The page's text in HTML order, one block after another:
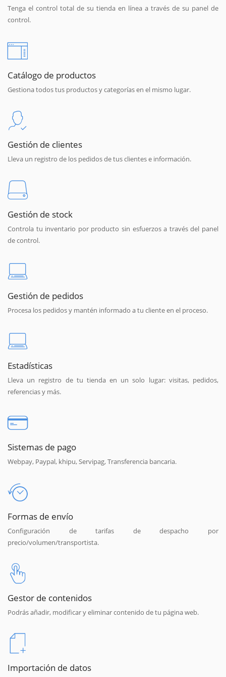
Tenga el control total de su tienda en línea a través de su panel de
control.
Catálogo de productos
Gestiona todos tus productos y categorías en el mismo lugar.
Gestión de clientes
Lleva un registro de los pedidos de tus clientes e información.
Gestión de stock
Controla tu inventario por producto sin esfuerzos a través del panel
de control.
Gestión de pedidos
Procesa los pedidos y mantén informado a tu cliente en el proceso.
Estadísticas
Lleva un registro de tu tienda en un solo lugar: visitas, pedidos,
referencias y más.
Sistemas de pago
Webpay, Paypal, khipu, Servipag, Transferencia bancaria.
Formas de envío
Configuración de tarifas de despacho por
precio/volumen/transportista.
Gestor de contenidos
Podrás añadir, modificar y eliminar contenido de tu página web.
Importación de datos